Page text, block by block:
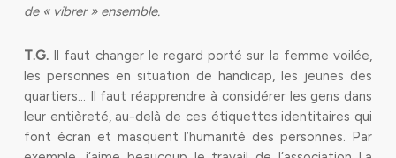
de « vibrer » ensemble.
T.G.Il faut changer le regard porté sur la femme voilée,
les personnes en situation de handicap, les jeunes des
quartiers… Il faut réapprendre à considérer les gens dans
leur entièreté, au-delà de ces étiquettes identitaires qui
font écran et masquent l’humanité des personnes. Par